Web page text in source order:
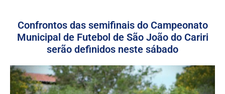
Confrontos das semifinais do Campeonato
Municipal de Futebol de São João do Cariri
serão definidos neste sábado